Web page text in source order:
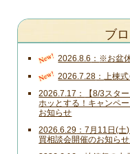
ブ
New! 2026.8.6 ※お盆
New! 2026.7.28 上棟
2026.7.17
【8/3スタ
ホッとする！キャンペ
お知らせ
2026.6.29
7月11日(土
買相談会開催のお知らせ